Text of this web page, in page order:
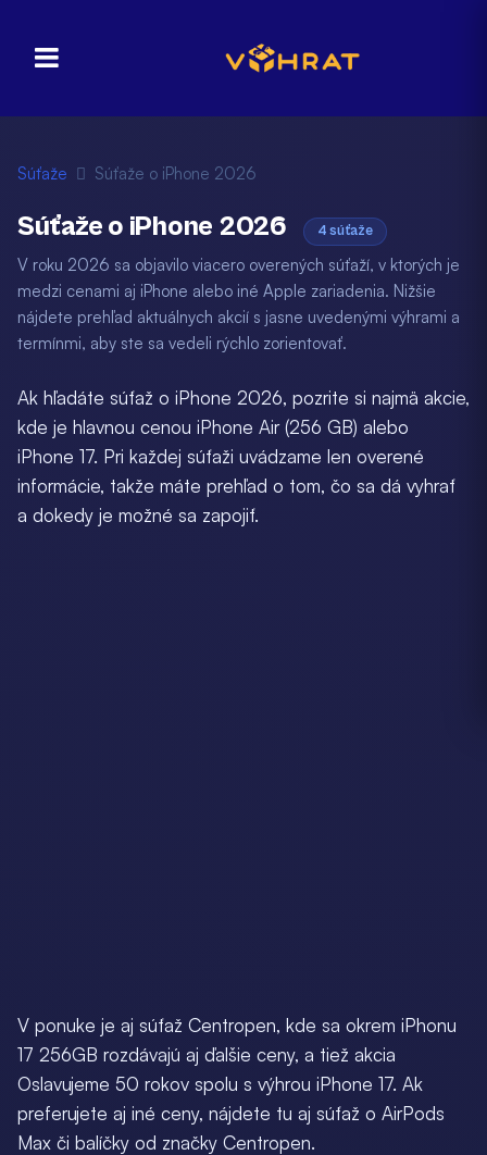
Súťaže Súťaže o iPhone 2026
Súťaže o iPhone 2026 4 súťaže
V roku 2026 sa objavilo viacero overených súťaží, v ktorých je
medzi cenami aj iPhone alebo iné Apple zariadenia. Nižšie
nájdete prehľad aktuálnych akcií s jasne uvedenými výhrami a
termínmi, aby ste sa vedeli rýchlo zorientovať.
Ak hľadáte súťaž o iPhone 2026, pozrite si najmä akcie,
kde je hlavnou cenou iPhone Air (256 GB) alebo
iPhone 17. Pri každej súťaži uvádzame len overené
informácie, takže máte prehľad o tom, čo sa dá vyhrať
a dokedy je možné sa zapojiť.
V ponuke je aj súťaž Centropen, kde sa okrem iPhonu
17 256GB rozdávajú aj ďalšie ceny, a tiež akcia
Oslavujeme 50 rokov spolu s výhrou iPhone 17. Ak
preferujete aj iné ceny, nájdete tu aj súťaž o AirPods
Max či balíčky od značky Centropen.